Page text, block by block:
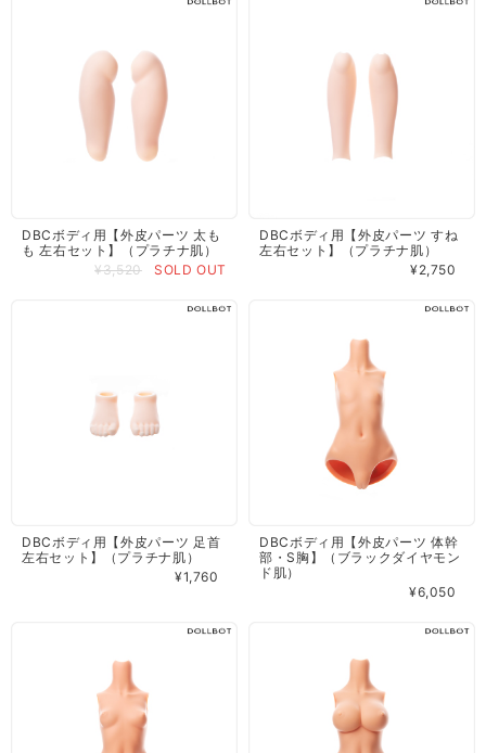
DBCボディ用【外皮パーツ 太も
も 左右セット】（プラチナ肌）
¥3,520
SOLD OUT
DBCボディ用【外皮パーツ すね
左右セット】（プラチナ肌）
¥2,750
DBCボディ用【外皮パーツ 足首
左右セット】（プラチナ肌）
¥1,760
DBCボディ用【外皮パーツ 体幹
部・S胸】（ブラックダイヤモン
ド肌）
¥6,050